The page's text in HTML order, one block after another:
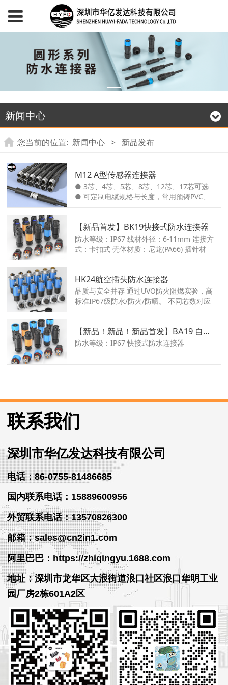
新闻中心
您当前的位置: 新闻中心 > 新品发布
M12 A型传感器连接器
● 3芯、4芯、5芯、8芯、12芯、17芯可选
● 可定制电缆规格与长度，常用预铸PVC、
油、抗水解、抗紫外线电缆材料可选 ● 额定
电压: 250V/ 63V/ 30V; ● 额定电流：4A,
2A, 1.5A ● IP67防护等级 ● 抗振松设计
【新品首发】BK19快接式防水连接器
防水等级：IP67 线材外径：6-11mm 连接方
式：卡扣式 壳体材质：尼龙(PA66) 插针材
HK24航空插头防水连接器
品质与安全并存 通过UVO防火阻燃实验，高
标准IP67级防水/防火/防晒。 不同芯数对应
【新品！新品！新品首发】BA19 自锁式防水连接器
防水等级：IP67 快接式防水连接器
联系我们
深圳市华亿发达科技有限公司
电话：86-0755-81486685
国内联系电话：15889600956
外贸联系电话：13570826300
邮箱：sales@cn2in1.com
阿里巴巴：https://zhiqingyu.1688.com
地址：深圳市龙华区大浪街道浪口社区浪口华明工业
园厂房2栋601A2区